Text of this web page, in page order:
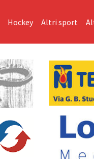
Hockey Altri sport